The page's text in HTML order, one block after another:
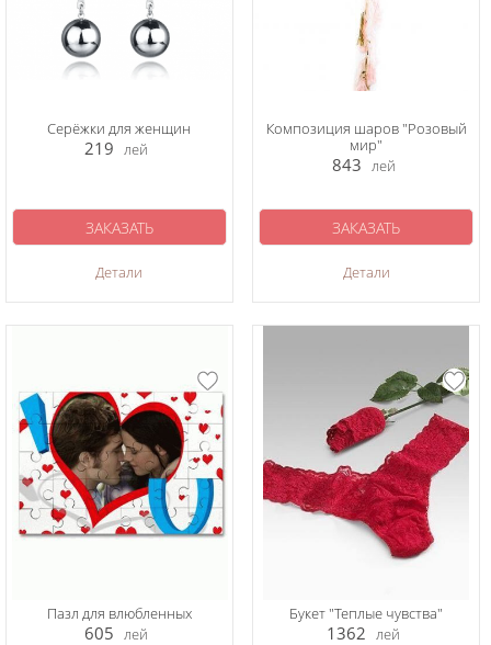
Серёжки для женщин
219 лей
Детали
ЗАКАЗАТЬ
Композиция шаров "Розовый
мир"
843 лей
Детали
ЗАКАЗАТЬ
Пазл для влюбленных
605 лей
Букет "Теплые чувства"
1362 лей